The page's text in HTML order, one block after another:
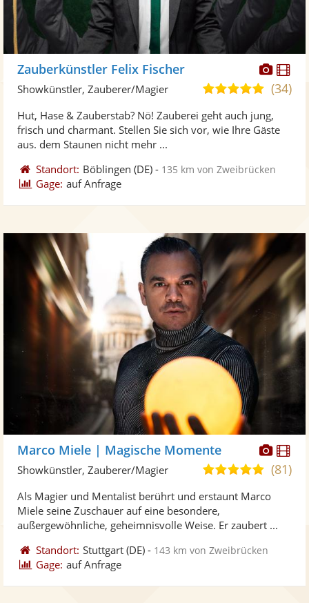
Zauberkünstler Felix Fischer
4,9
5
(34)
Showkünstler, Zauberer/Magier
Hut, Hase & Zauberstab? Nö! Zauberei geht auch jung,
frisch und charmant. Stellen Sie sich vor, wie Ihre Gäste
aus. dem Staunen nicht mehr ...
Standort: Böblingen (DE) - 135 km von Zweibrücken
Gage: auf Anfrage
Marco Miele | Magische Momente
5,0
5
Sternen
(81)
Showkünstler, Zauberer/Magier
Als Magier und Mentalist berührt und erstaunt Marco
Miele seine Zuschauer auf eine besondere,
außergewöhnliche, geheimnisvolle Weise. Er zaubert ...
Standort: Stuttgart (DE) - 143 km von Zweibrücken
Gage: auf Anfrage